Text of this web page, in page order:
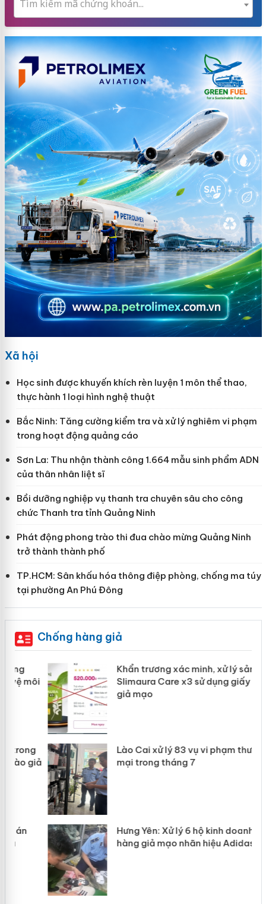
Tìm kiếm mã chứng khoán...
Xã hội
Học sinh được khuyến khích rèn luyện 1 môn thể thao,
thực hành 1 loại hình nghệ thuật
Bắc Ninh: Tăng cường kiểm tra và xử lý nghiêm vi phạm
trong hoạt động quảng cáo
Sơn La: Thu nhận thành công 1.664 mẫu sinh phẩm ADN
của thân nhân liệt sĩ
Bồi dưỡng nghiệp vụ thanh tra chuyên sâu cho công
chức Thanh tra tỉnh Quảng Ninh
Phát động phong trào thi đua chào mừng Quảng Ninh
trở thành thành phố
TP.HCM: Sân khấu hóa thông điệp phòng, chống ma túy
tại phường An Phú Đông
Chống hàng giả
Khẩn trương xác minh, xử lý sản phẩm
Slimaura Care x3 sử dụng giấy phép
giả mạo
Lào Cai xử lý 83 vụ vi phạm thương
mại trong tháng 7
Hưng Yên: Xử lý 6 hộ kinh doanh bán
hàng giả mạo nhãn hiệu Adidas, Nike